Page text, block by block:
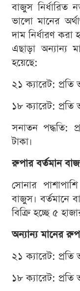
বাজুস নির্ধারিত
ভালো মানের
দাম নির্ধারণ
এছাড়া অন্যান্য
হয়েছে:
২১ ক্যারেট:
১৮ ক্যারেট:
সনাতন পদ্ধতি:
টাকা।
রুপার বর্তমান
সোনার
বাজুস। বর্তমানে
বিক্রি হচ্ছে ৫
অন্যান্য মানের
২১ ক্যারেট: প্রতি
১৮ ক্যারেট: প্রতি